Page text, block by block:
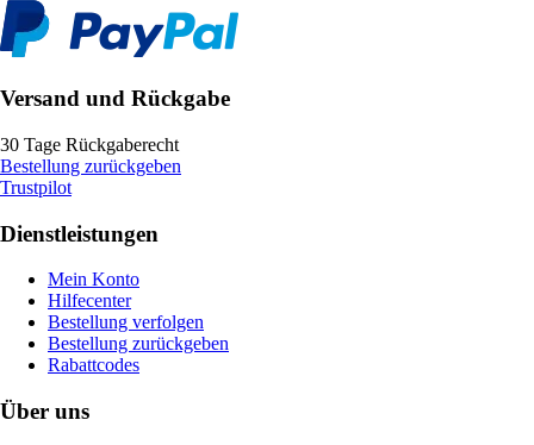
Versand und Rückgabe
30 Tage Rückgaberecht
Bestellung zurückgeben
Trustpilot
Dienstleistungen
Mein Konto
Hilfecenter
Bestellung verfolgen
Bestellung zurückgeben
Rabattcodes
Über uns